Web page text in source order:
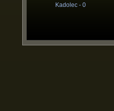
Kadolec - 0